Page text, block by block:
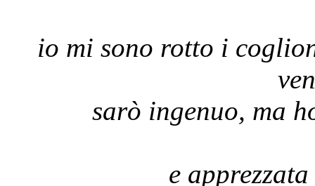
io mi sono rotto i
sarò ingenuo, ma
e